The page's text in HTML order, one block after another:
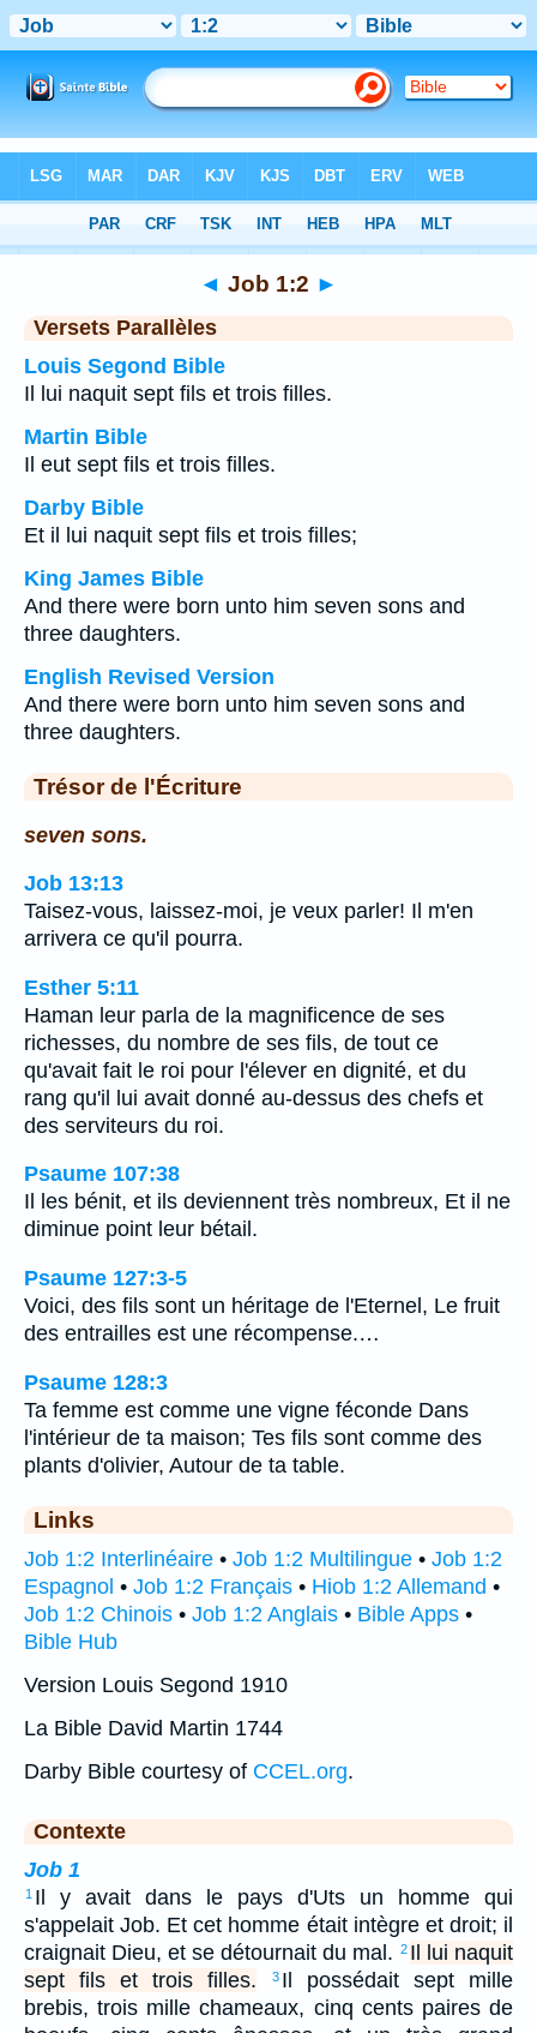
Chapitre 1 > Verset 2
◄ Job 1:2 ►
Versets Parallèles
Louis Segond Bible
Il lui naquit sept fils et trois filles.
Martin Bible
Il eut sept fils et trois filles.
Darby Bible
Et il lui naquit sept fils et trois filles;
King James Bible
And there were born unto him seven sons and
three daughters.
English Revised Version
And there were born unto him seven sons and
three daughters.
Trésor de l'Écriture
seven sons.
Job 13:13
Taisez-vous, laissez-moi, je veux parler! Il m'en
arrivera ce qu'il pourra.
Esther 5:11
Haman leur parla de la magnificence de ses
richesses, du nombre de ses fils, de tout ce
qu'avait fait le roi pour l'élever en dignité, et du
rang qu'il lui avait donné au-dessus des chefs et
des serviteurs du roi.
Psaume 107:38
Il les bénit, et ils deviennent très nombreux, Et il ne
diminue point leur bétail.
Psaume 127:3-5
Voici, des fils sont un héritage de l'Eternel, Le fruit
des entrailles est une récompense.…
Psaume 128:3
Ta femme est comme une vigne féconde Dans
l'intérieur de ta maison; Tes fils sont comme des
plants d'olivier, Autour de ta table.
Links
Job 1:2 Interlinéaire • Job 1:2 Multilingue • Job 1:2
Espagnol • Job 1:2 Français • Hiob 1:2 Allemand •
Job 1:2 Chinois • Job 1:2 Anglais • Bible Apps •
Bible Hub
Version Louis Segond 1910
La Bible David Martin 1744
Darby Bible courtesy of CCEL.org.
Contexte
Job 1
1 Il y avait dans le pays d'Uts un homme qui
s'appelait Job. Et cet homme était intègre et droit; il
craignait Dieu, et se détournait du mal. 2 Il lui naquit
sept fils et trois filles.
3 Il possédait sept mille
brebis, trois mille chameaux, cinq cents paires de